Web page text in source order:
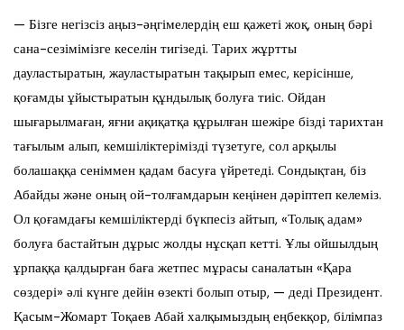
— Бізге негізсіз аңыз-әңгімелердің еш қажеті жоқ, оның бәрі
сана-сезімімізге кеселін тигізеді. Тарих жұртты
дауластыратын, жауластыратын тақырып емес, керісінше,
қоғамды ұйыстыратын құндылық болуға тиіс. Ойдан
шығарылмаған, яғни ақиқатқа құрылған шежіре бізді тарихтан
тағылым алып, кемшіліктерімізді түзетуге, сол арқылы
болашаққа сеніммен қадам басуға үйретеді. Сондықтан, біз
Абайды және оның ой-толғамдарын кеңінен дәріптеп келеміз.
Ол қоғамдағы кемшіліктерді бүкпесіз айтып, «Толық адам»
болуға бастайтын дұрыс жолды нұсқап кетті. Ұлы ойшылдың
ұрпаққа қалдырған баға жетпес мұрасы саналатын «Қара
сөздері» әлі күнге дейін өзекті болып отыр, — деді Президент.
Қасым-Жомарт Тоқаев Абай халқымыздың еңбекқор, білімпаз